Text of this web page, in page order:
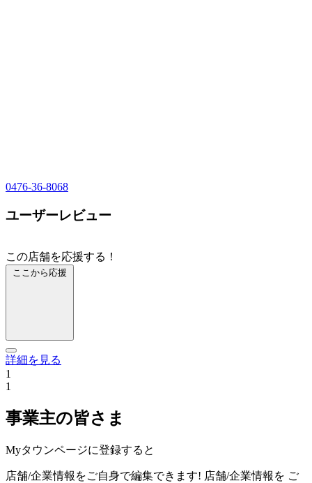
0476-36-8068
ユーザーレビュー
この店舗を応援する！
ここから応援
詳細を見る
1
1
事業主の皆さま
Myタウンページに登録すると
店舗/企業情報をご自身で編集できます! 店舗/企業情報を ご